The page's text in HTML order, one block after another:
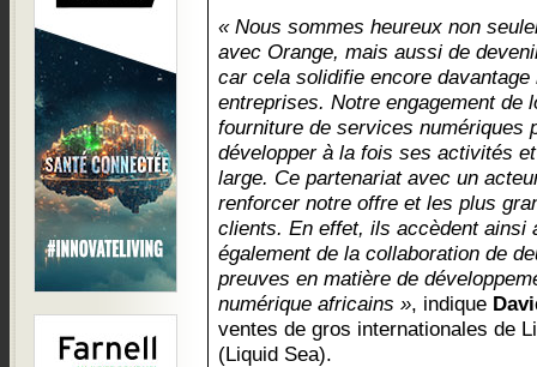
« Nous sommes heureux non
avec Orange, mais aussi de
car cela solidifie encore
entreprises. Notre engagement de
fourniture de services numériques
développer à la fois ses activités
large. Ce partenariat avec un
renforcer notre offre et les plus
clients. En effet, ils accèdent ainsi
également de la collaboration de
preuves en matière de
numérique africains », indique
ventes de gros internationales de
(Liquid Sea).